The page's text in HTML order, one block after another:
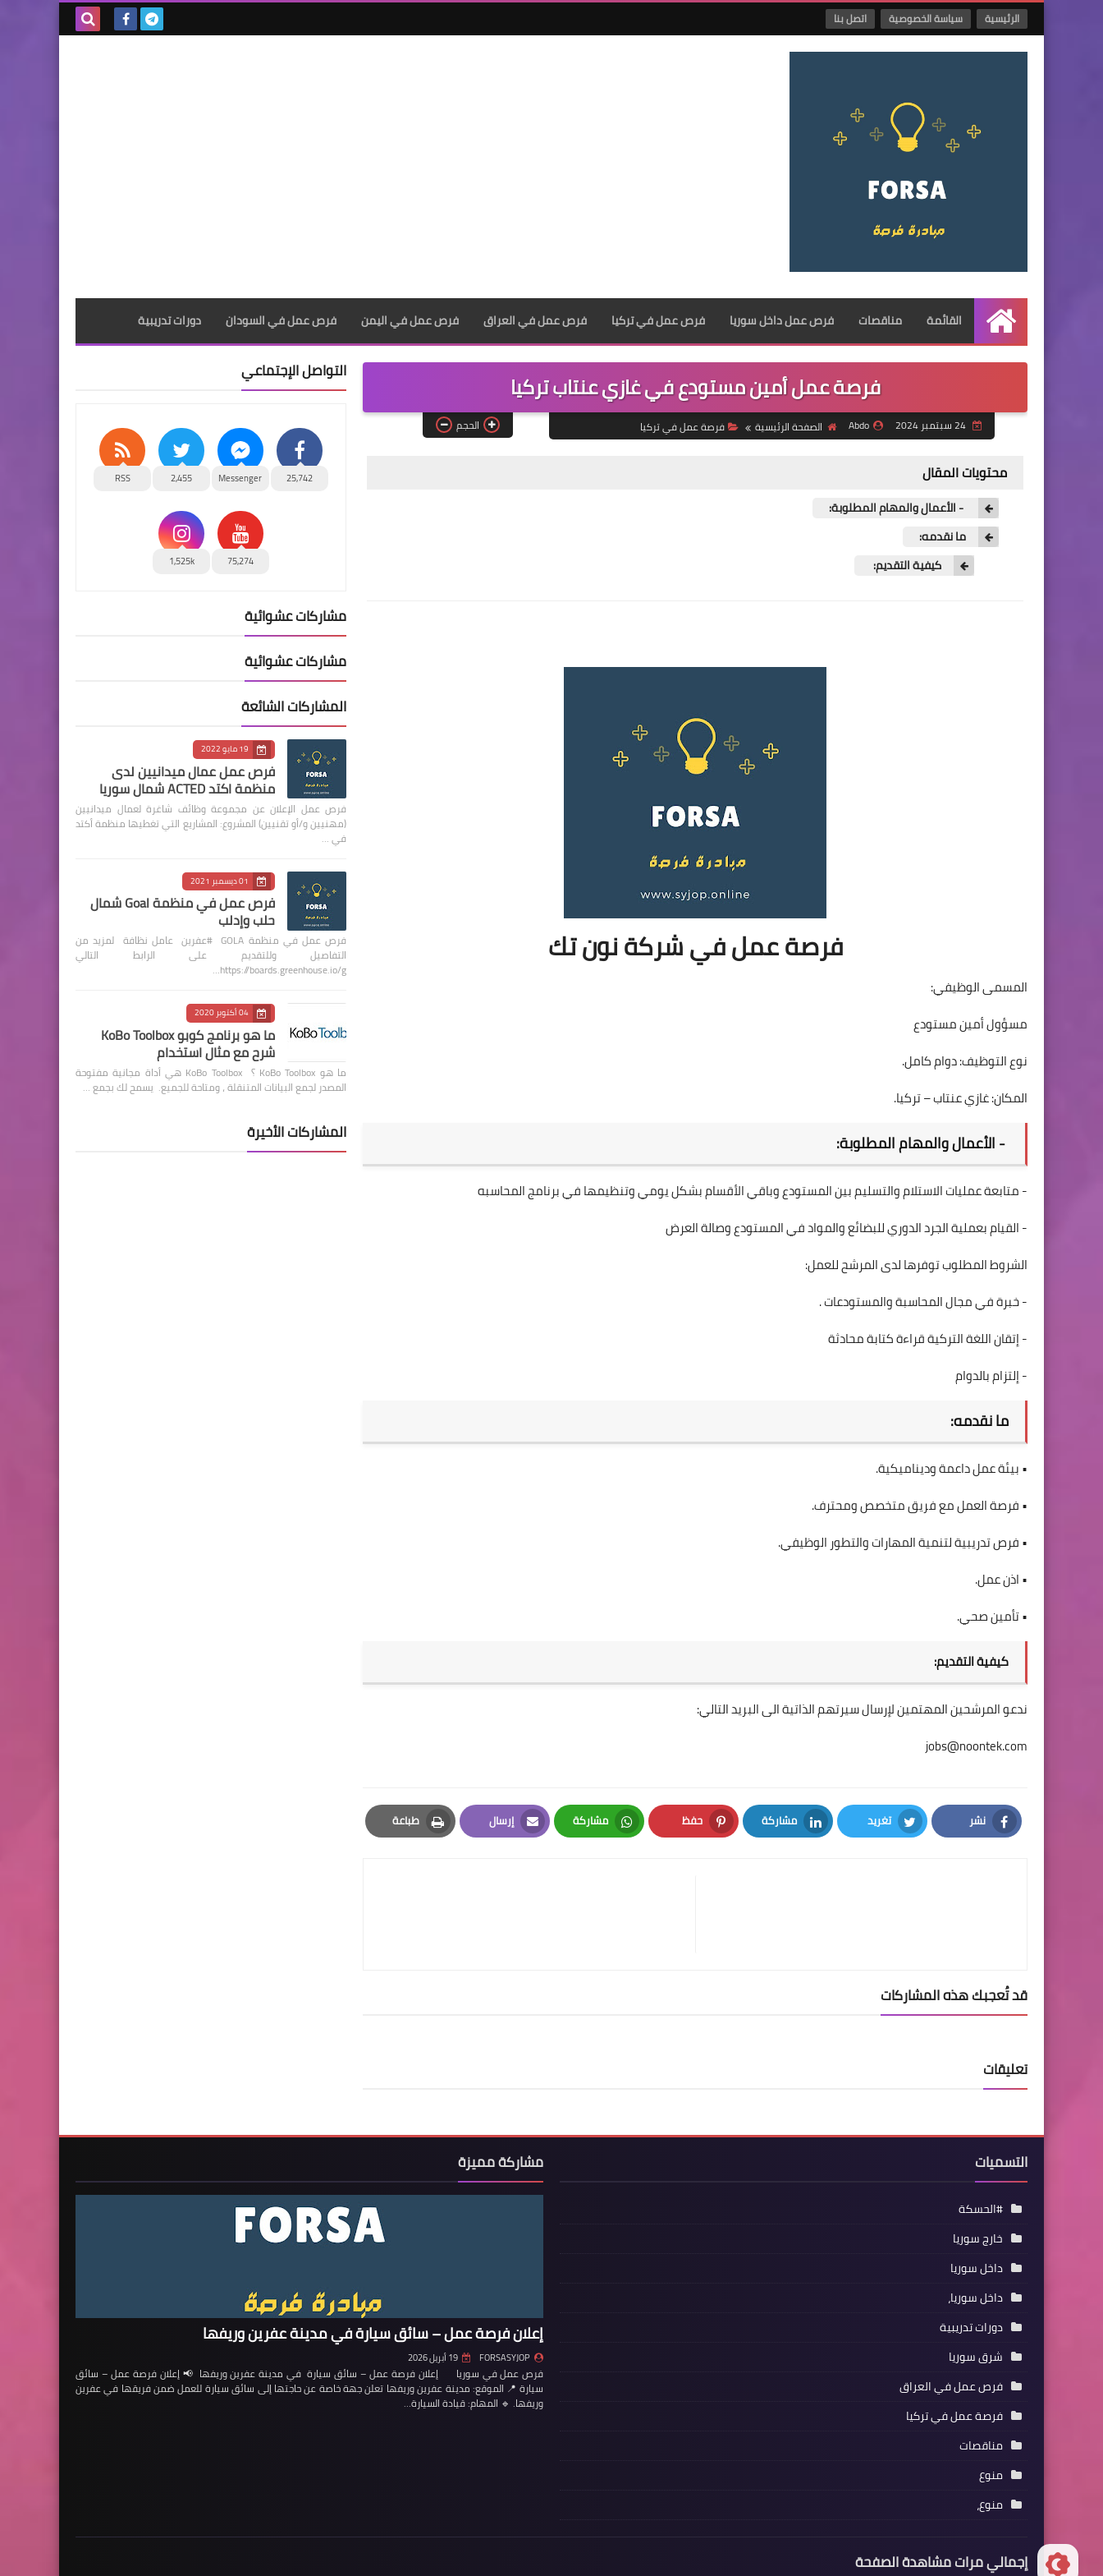
الرئيسية سياسة الخصوصية اتصل بنا
الرئيسية
القائمة مناقصات فرص عمل داخل سوريا فرص عمل في تركيا فرص عمل في العراق فرص عمل في اليمن فرص عمل في السودان دورات تدريبية
فرصة عمل أمين مستودع في غازي عنتاب تركيا
24 سبتمبر 2024 Abdo الصفحة الرئيسية فرصة عمل في تركيا الحجم
محتويات المقال
- الأعمال والمهام المطلوبة:
ما نقدمه:
كيفية التقديم:
فرصة عمل في شركة نون تك
المسمى الوظيفي:
مسؤول أمين مستودع
نوع التوظيف: دوام كامل.
المكان: غازي عنتاب – تركيا.
- الأعمال والمهام المطلوبة:
- متابعة عمليات الاستلام والتسليم بين المستودع وباقي الأقسام بشكل يومي وتنظيمها في برنامج المحاسبه
- القيام بعملية الجرد الدوري للبضائع والمواد في المستودع وصالة العرض
الشروط المطلوب توفرها لدى المرشح للعمل:
- خبرة في مجال المحاسبة والمستودعات .
- إتقان اللغة التركية قراءة كتابة محادثة
- إلتزام بالدوام
ما نقدمه:
• بيئة عمل داعمة وديناميكية.
• فرصة العمل مع فريق متخصص ومحترف.
• فرص تدريبية لتنمية المهارات والتطور الوظيفي.
• اذن عمل.
• تأمين صحي.
كيفية التقديم:
ندعو المرشحين المهتمين لإرسال سيرتهم الذاتية الى البريد التالي:
jobs@noontek.com
نشر
Facebook
تغريد
Twitter
مشاركة
LinkedIn
حفظ
Pinterest
مشاركة
Whatsapp
إرسال
Email
طباعة
Print
قد تُعجبك هذه المشاركات
تعليقات
التواصل الإجتماعي
25,742
Messenger
2,455
RSS
75,274
1,525k
مشاركات عشوائية
مشاركات عشوائية
المشاركات الشائعة
19 مايو 2022
فرص عمل عمال ميدانيين لدى
منظمة اكتد ACTED شمال سوريا
فرص عمل الإعلان عن مجموعة وظائف شاغرة لعمال ميدانيين
(مهنيين و/أو تقنيين) المشروع: المشاريع التي تغطيها منظمة أكتد
في …
01 ديسمبر 2021
فرص عمل في منظمة Goal شمال
حلب وإدلب
فرص عمل في منظمة GOLA #عفرين عامل نظافة لمزيد من
التفاصيل وللتقديم على الرابط التالي
https://boards.greenhouse.io/g…
04 أكتوبر 2020
ما هو برنامج كوبو KoBo Toolbox
شرح مع مثال استخدام
ما هو KoBo Toolbox ؟ KoBo Toolbox هي أداة مجانية مفتوحة
المصدر لجمع البيانات المتنقلة ، ومتاحة للجميع. يسمح لك بجمع …
المشاركات الأخيرة
التسميات
#الحسكة
خارج سوريا
داخل سوريا
داخل سوريا،
دورات تدريبية
شرق سوريا
فرص عمل في العراق
فرصة عمل في تركيا
مناقصات
منوع
منوع،
مشاركة مميزة
إعلان فرصة عمل – سائق سيارة في مدينة عفرين وريفها
FORSASYJOP 19 أبريل 2026
فرص عمل في سوريا إعلان فرصة عمل – سائق سيارة في مدينة عفرين وريفها 📢 إعلان فرصة عمل – سائق
سيارة 📍 الموقع: مدينة عفرين وريفها تعلن جهة خاصة عن حاجتها إلى سائق سيارة للعمل ضمن فريقها في عفرين
وريفها. 🔹 المهام: قيادة السيارة…
إجمالي مرات مشاهدة الصفحة